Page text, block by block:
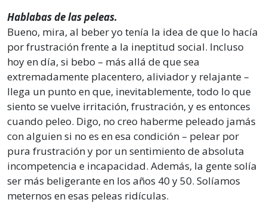
Hablabas de las peleas.
Bueno, mira, al beber yo tenía la idea de que lo hacía
por frustración frente a la ineptitud social. Incluso
hoy en día, si bebo – más allá de que sea
extremadamente placentero, aliviador y relajante –
llega un punto en que, inevitablemente, todo lo que
siento se vuelve irritación, frustración, y es entonces
cuando peleo. Digo, no creo haberme peleado jamás
con alguien si no es en esa condición – pelear por
pura frustración y por un sentimiento de absoluta
incompetencia e incapacidad. Además, la gente solía
ser más beligerante en los años 40 y 50. Solíamos
meternos en esas peleas ridículas.